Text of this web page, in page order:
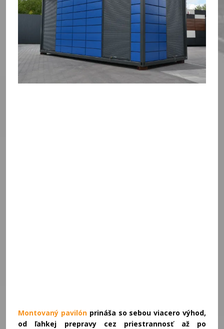
Montovaný pavilónprináša so sebou viacero výhod,
od ľahkej prepravy cez priestrannosť až po